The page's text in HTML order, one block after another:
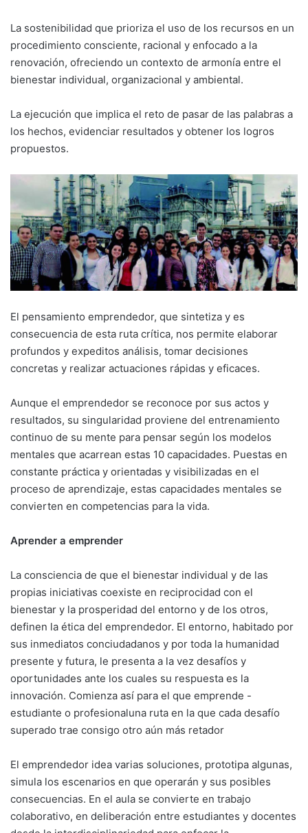
La sostenibilidad que prioriza el uso de los recursos en un
procedimiento consciente, racional y enfocado a la
renovación, ofreciendo un contexto de armonía entre el
bienestar individual, organizacional y ambiental.
La ejecución que implica el reto de pasar de las palabras a
los hechos, evidenciar resultados y obtener los logros
propuestos.
El pensamiento emprendedor, que sintetiza y es
consecuencia de esta ruta crítica, nos permite elaborar
profundos y expeditos análisis, tomar decisiones
concretas y realizar actuaciones rápidas y eficaces.
Aunque el emprendedor se reconoce por sus actos y
resultados, su singularidad proviene del entrenamiento
continuo de su mente para pensar según los modelos
mentales que acarrean estas 10 capacidades. Puestas en
constante práctica y orientadas y visibilizadas en el
proceso de aprendizaje, estas capacidades mentales se
convierten en competencias para la vida.
Aprender a emprender
La consciencia de que el bienestar individual y de las
propias iniciativas coexiste en reciprocidad con el
bienestar y la prosperidad del entorno y de los otros,
definen la ética del emprendedor. El entorno, habitado por
sus inmediatos conciudadanos y por toda la humanidad
presente y futura, le presenta a la vez desafíos y
oportunidades ante los cuales su respuesta es la
innovación. Comienza así para el que emprende -
estudiante o profesionaluna ruta en la que cada desafío
superado trae consigo otro aún más retador
El emprendedor idea varias soluciones, prototipa algunas,
simula los escenarios en que operarán y sus posibles
consecuencias. En el aula se convierte en trabajo
colaborativo, en deliberación entre estudiantes y docentes